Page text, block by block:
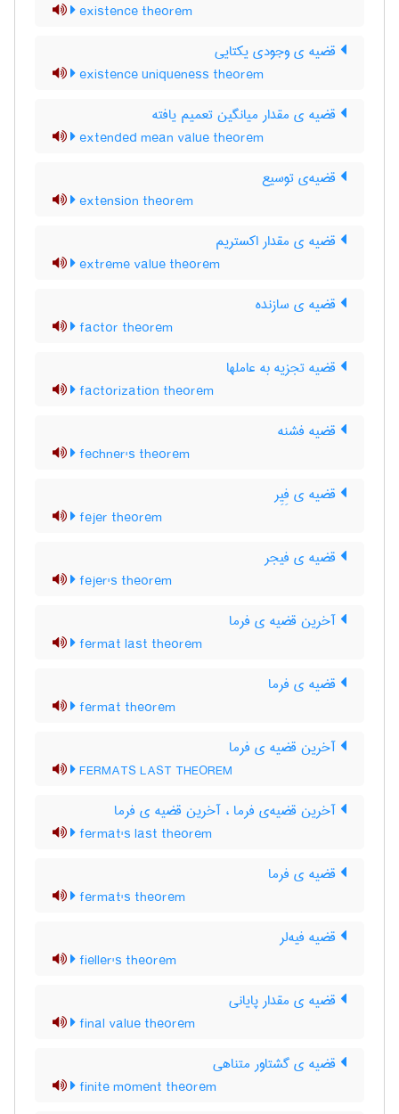
existence theorem
قضیه ی وجودی یکتایی
existence uniqueness theorem
قضیه ی مقدار میانگین تعمیم یافته
extended mean value theorem
قضیه‌ی توسیع
extension theorem
قضیه ی مقدار اکستریم
extreme value theorem
قضیه ی سازنده
factor theorem
قضیه تجزیه به عاملها
factorization theorem
قضیه فشنه
fechner's theorem
قضیه ی فِیِر
fejer theorem
قضیه ی فیجر
fejer's theorem
آخرین قضیه ی فرما
fermat last theorem
قضیه ی فرما
fermat theorem
آخرین قضیه ی فرما
FERMATS LAST THEOREM
آخرین قضیه‌ی فرما ، آخرین قضیه ی فرما
fermat's last theorem
قضیه ی فرما
fermat's theorem
قضیه فیه‌لر
fieller's theorem
قضیه ی مقدار پایانی
final value theorem
قضیه ی گشتاور متناهی
finite moment theorem